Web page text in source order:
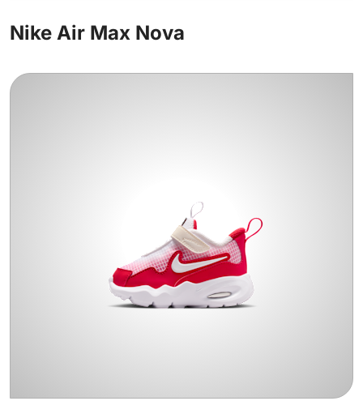
Nike Air Max Nova